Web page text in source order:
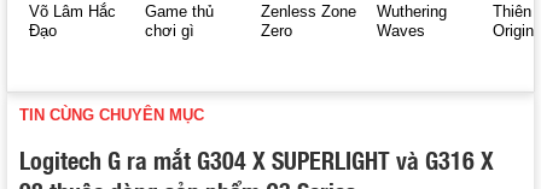
Võ Lâm Hắc
Đạo
Game thủ
chơi gì
Zenless Zone
Zero
Wuthering
Waves
Thiên
Origin
TIN CÙNG CHUYÊN MỤC
Logitech G ra mắt G304 X SUPERLIGHT và G316 X